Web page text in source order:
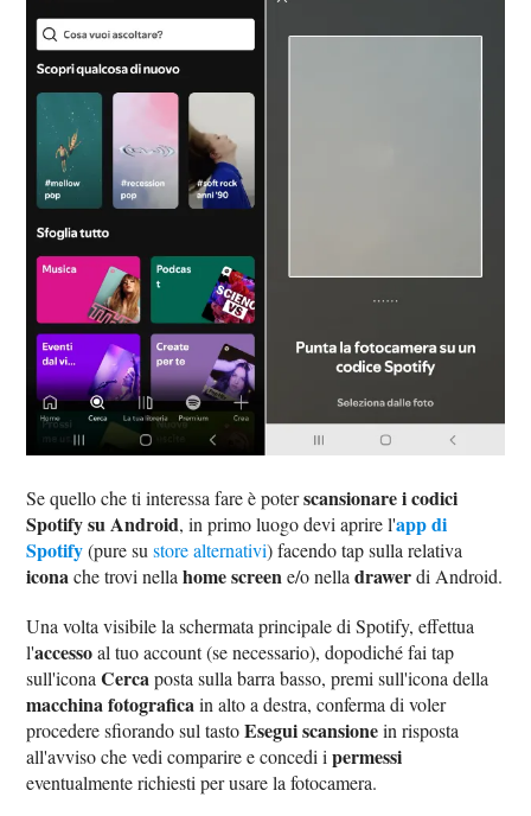
Se quello che ti interessa fare è poterscansionare i codici
Spotify su Android, in primo luogo devi aprire l'app di
Spotify(pure sustore alternativi) facendo tap sulla relativa
iconache trovi nellahome screene/o nelladrawerdi Android.
Una volta visibile la schermata principale di Spotify, effettua
l'accessoal tuo account (se necessario), dopodiché fai tap
sull'iconaCercaposta sulla barra basso, premi sull'icona della
macchina fotograficain alto a destra, conferma di voler
procedere sfiorando sul tastoEsegui scansionein risposta
all'avviso che vedi comparire e concedi ipermessi
eventualmente richiesti per usare la fotocamera.